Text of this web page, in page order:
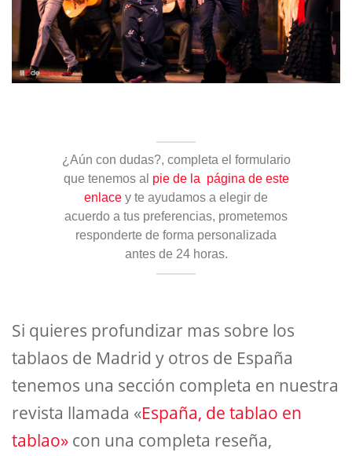
¿Aún con dudas?, completa el formulario
que tenemos al pie de la página de este
enlace y te ayudamos a elegir de
acuerdo a tus preferencias, prometemos
responderte de forma personalizada
antes de 24 horas.
Si quieres profundizar mas sobre los
tablaos de Madrid y otros de España
tenemos una sección completa en nuestra
revista llamada «España, de tablao en
tablao» con una completa reseña,